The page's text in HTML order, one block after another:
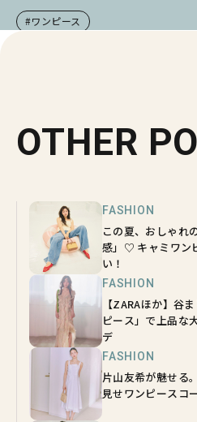
#ワンピース
OTHER
FASHION
この夏、おしゃれ
感」♡ キャミワン
い！
FASHION
【ZARAほか】谷
ピース」で上品な
デ
FASHION
片山友希が魅せる
見せワンピースコ